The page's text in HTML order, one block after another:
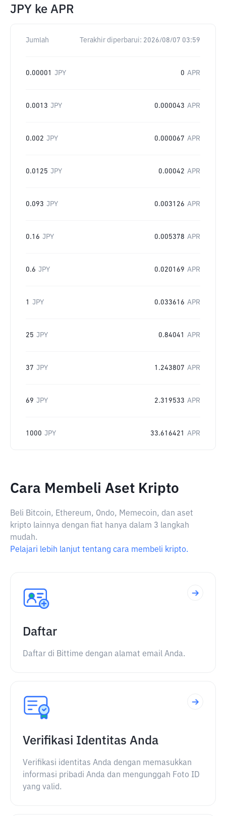
JPY ke APR
Jumlah Terakhir diperbarui: 2026/08/07 03:59
0.00001 JPY 0 APR
0.0013 JPY 0.000043 APR
0.002 JPY 0.000067 APR
0.0125 JPY 0.00042 APR
0.093 JPY 0.003126 APR
0.16 JPY 0.005378 APR
0.6 JPY 0.020169 APR
1 JPY 0.033616 APR
25 JPY 0.84041 APR
37 JPY 1.243807 APR
69 JPY 2.319533 APR
1000 JPY 33.616421 APR
Cara Membeli Aset Kripto
Beli Bitcoin, Ethereum, Ondo, Memecoin, dan aset
kripto lainnya dengan fiat hanya dalam 3 langkah
mudah.
Pelajari lebih lanjut tentang cara membeli kripto.
Daftar
Daftar di Bittime dengan alamat email Anda.
Verifikasi Identitas Anda
Verifikasi identitas Anda dengan memasukkan
informasi pribadi Anda dan mengunggah Foto ID
yang valid.